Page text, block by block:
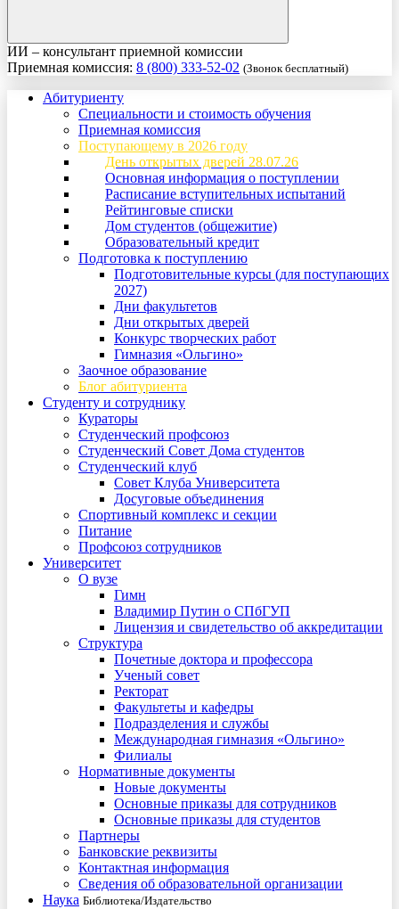
ИИ – консультант приемной комиссии
Приемная комиссия: 8 (800) 333-52-02 (Звонок бесплатный)
Абитуриенту
Специальности и стоимость обучения
Приемная комиссия
Поступающему в 2026 году
День открытых дверей 28.07.26
Основная информация о поступлении
Расписание вступительных испытаний
Рейтинговые списки
Дом студентов (общежитие)
Образовательный кредит
Подготовка к поступлению
Подготовительные курсы (для поступающих
2027)
Дни факультетов
Дни открытых дверей
Конкурс творческих работ
Гимназия «Ольгино»
Заочное образование
Блог абитуриента
Студенту и сотруднику
Кураторы
Студенческий профсоюз
Студенческий Совет Дома студентов
Студенческий клуб
Совет Клуба Университета
Досуговые объединения
Спортивный комплекс и секции
Питание
Профсоюз сотрудников
Университет
О вузе
Гимн
Владимир Путин о СПбГУП
Лицензия и свидетельство об аккредитации
Структура
Почетные доктора и профессора
Ученый совет
Ректорат
Факультеты и кафедры
Подразделения и службы
Международная гимназия «Ольгино»
Филиалы
Нормативные документы
Новые документы
Основные приказы для сотрудников
Основные приказы для студентов
Партнеры
Банковские реквизиты
Контактная информация
Сведения об образовательной организации
Наука Библиотека/Издательство